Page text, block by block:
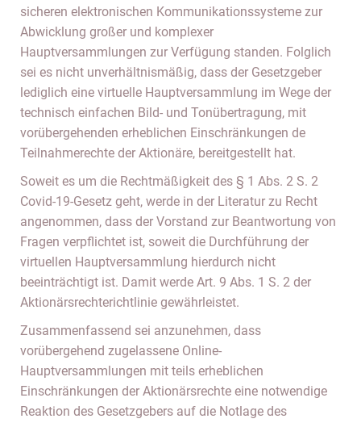
sicheren elektronischen Kommunikationssysteme zur
Abwicklung großer und komplexer
Hauptversammlungen zur Verfügung standen. Folglich
sei es nicht unverhältnismäßig, dass der Gesetzgeber
lediglich eine virtuelle Hauptversammlung im Wege der
technisch einfachen Bild- und Tonübertragung, mit
vorübergehenden erheblichen Einschränkungen de
Teilnahmerechte der Aktionäre, bereitgestellt hat.
Soweit es um die Rechtmäßigkeit des § 1 Abs. 2 S. 2
Covid-19-Gesetz geht, werde in der Literatur zu Recht
angenommen, dass der Vorstand zur Beantwortung von
Fragen verpflichtet ist, soweit die Durchführung der
virtuellen Hauptversammlung hierdurch nicht
beeinträchtigt ist. Damit werde Art. 9 Abs. 1 S. 2 der
Aktionärsrechterichtlinie gewährleistet.
Zusammenfassend sei anzunehmen, dass
vorübergehend zugelassene Online-
Hauptversammlungen mit teils erheblichen
Einschränkungen der Aktionärsrechte eine notwendige
Reaktion des Gesetzgebers auf die Notlage des